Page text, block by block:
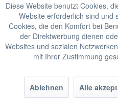
Diese Website benutzt Cookies,
Website erforderlich sind und
Cookies, die den Komfort bei
der Direktwerbung dienen
Websites und sozialen
mit Ihrer Zustimmung
Ablehnen Alle